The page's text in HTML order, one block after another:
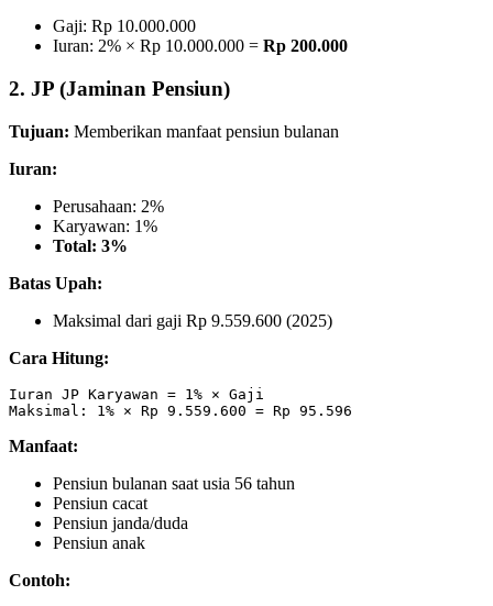
Gaji: Rp 10.000.000
Iuran: 2% × Rp 10.000.000 = Rp 200.000
2. JP (Jaminan Pensiun)
Tujuan: Memberikan manfaat pensiun bulanan
Iuran:
Perusahaan: 2%
Karyawan: 1%
Total: 3%
Batas Upah:
Maksimal dari gaji Rp 9.559.600 (2025)
Cara Hitung:
Iuran JP Karyawan = 1% × Gaji
Manfaat:
Pensiun bulanan saat usia 56 tahun
Pensiun cacat
Pensiun janda/duda
Pensiun anak
Contoh: